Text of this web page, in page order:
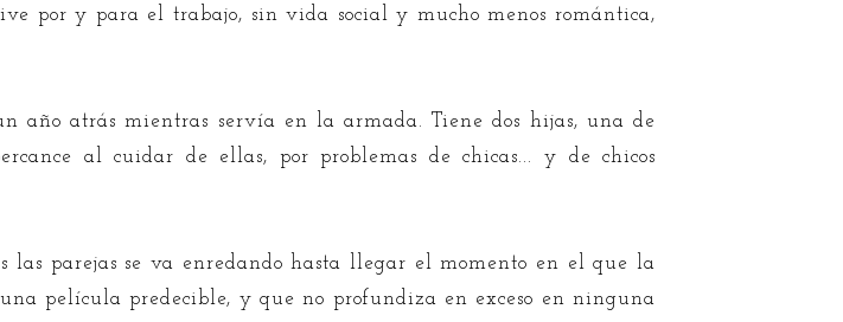
por y para el trabajo, sin vida social y mucho menos romántica,
año atrás mientras servía en la armada. Tiene dos hijas, una de
al cuidar de ellas, por problemas de chicas... y de chicos
parejas se va enredando hasta llegar el momento en el que la
película predecible, y que no profundiza en exceso en ninguna